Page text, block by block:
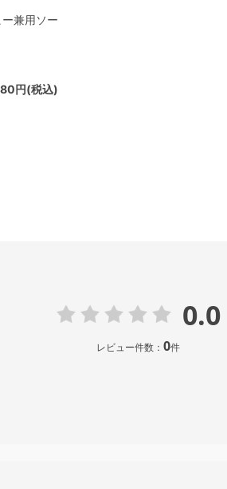
兼用ソー
円(税込)
0.0
レビュー件数： 0件